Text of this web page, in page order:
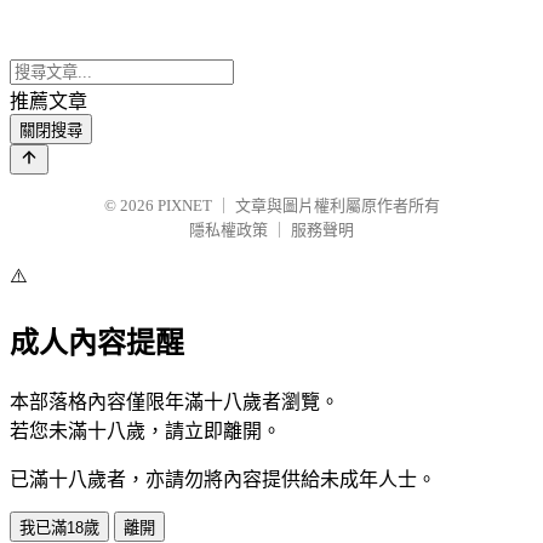
推薦文章
關閉搜尋
© 2026 PIXNET
文章與圖片權利屬原作者所有
隱私權政策
服務聲明
⚠️
成人內容提醒
本部落格內容僅限年滿十八歲者瀏覽。
若您未滿十八歲，請立即離開。
已滿十八歲者，亦請勿將內容提供給未成年人士。
我已滿18歲 離開